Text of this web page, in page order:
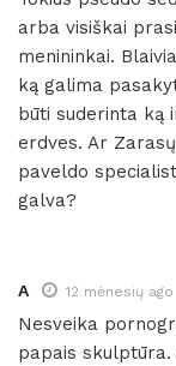
arba visiškai
menininkai.
ką galima
būti suderinta ką
erdves. Ar
paveldo
galva?
A 12 mėnesių ago
Nesveika
papais skulptūra.